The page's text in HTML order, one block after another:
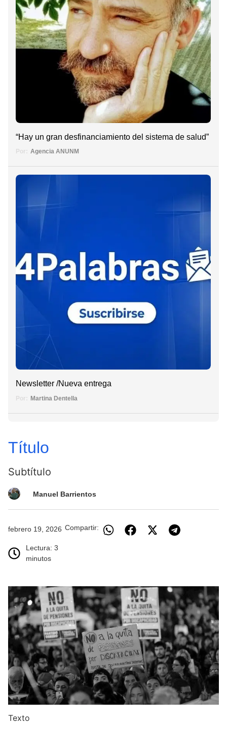
“Hay un gran desfinanciamiento del sistema de salud”
Por: Agencia ANUNM
Newsletter /Nueva entrega
Por: Martina Dentella
Título
Subtítulo
Manuel Barrientos
febrero 19, 2026
Lectura: 3
minutos
Compartir:
Texto